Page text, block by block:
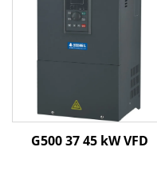
gecertificeerde VFD
G500 37 45 kW VFD